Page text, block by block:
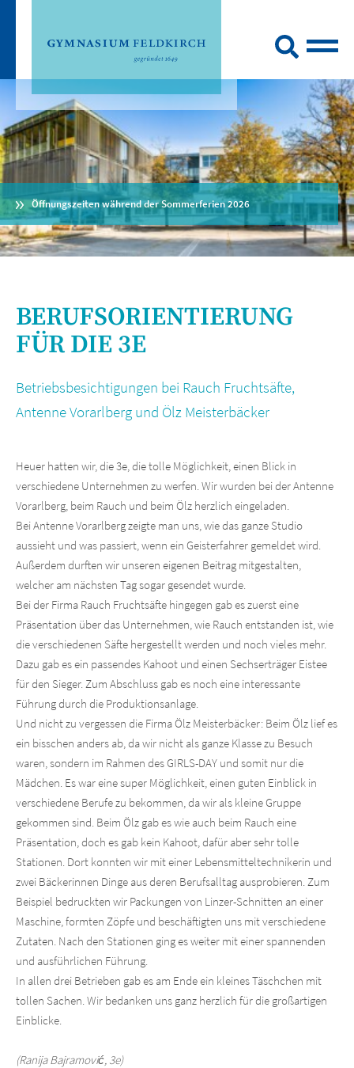
Öffnungszeiten während der Sommerferien 2026
BERUFSORIENTIERUNG
FÜR DIE 3E
Betriebsbesichtigungen bei Rauch Fruchtsäfte,
Antenne Vorarlberg und Ölz Meisterbäcker
Heuer hatten wir, die 3e, die tolle Möglichkeit, einen Blick in
verschiedene Unternehmen zu werfen. Wir wurden bei der Antenne
Vorarlberg, beim Rauch und beim Ölz herzlich eingeladen.
Bei Antenne Vorarlberg zeigte man uns, wie das ganze Studio
aussieht und was passiert, wenn ein Geisterfahrer gemeldet wird.
Außerdem durften wir unseren eigenen Beitrag mitgestalten,
welcher am nächsten Tag sogar gesendet wurde.
Bei der Firma Rauch Fruchtsäfte hingegen gab es zuerst eine
Präsentation über das Unternehmen, wie Rauch entstanden ist, wie
die verschiedenen Säfte hergestellt werden und noch vieles mehr.
Dazu gab es ein passendes Kahoot und einen Sechserträger Eistee
für den Sieger. Zum Abschluss gab es noch eine interessante
Führung durch die Produktionsanlage.
Und nicht zu vergessen die Firma Ölz Meisterbäcker: Beim Ölz lief es
ein bisschen anders ab, da wir nicht als ganze Klasse zu Besuch
waren, sondern im Rahmen des GIRLS-DAY und somit nur die
Mädchen. Es war eine super Möglichkeit, einen guten Einblick in
verschiedene Berufe zu bekommen, da wir als kleine Gruppe
gekommen sind. Beim Ölz gab es wie auch beim Rauch eine
Präsentation, doch es gab kein Kahoot, dafür aber sehr tolle
Stationen. Dort konnten wir mit einer Lebensmitteltechnikerin und
zwei Bäckerinnen Dinge aus deren Berufsalltag ausprobieren. Zum
Beispiel bedruckten wir Packungen von Linzer-Schnitten an einer
Maschine, formten Zöpfe und beschäftigten uns mit verschiedene
Zutaten. Nach den Stationen ging es weiter mit einer spannenden
und ausführlichen Führung.
In allen drei Betrieben gab es am Ende ein kleines Täschchen mit
tollen Sachen. Wir bedanken uns ganz herzlich für die großartigen
Einblicke.
(Ranija Bajramović, 3e)